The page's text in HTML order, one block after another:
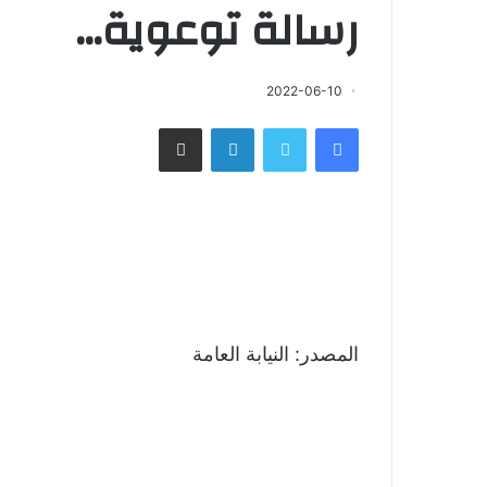
رسالة توعوية…
2022-06-10
فيسبوك تويتر لينكدإن مشاركة عبر البريد
المصدر: النيابة العامة